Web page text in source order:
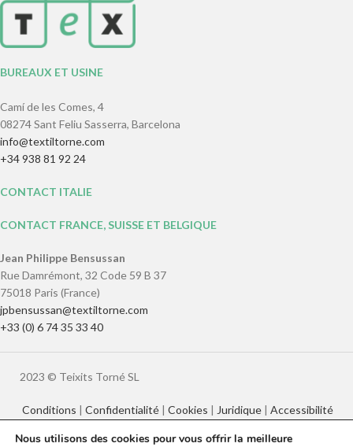
BUREAUX ET USINE
Camí de les Comes, 4
08274 Sant Feliu Sasserra, Barcelona
info@textiltorne.com
+34 938 81 92 24
CONTACT ITALIE
CONTACT FRANCE, SUISSE ET BELGIQUE
Jean Philippe Bensussan
Rue Damrémont, 32 Code 59 B 37
75018 Paris (France)
jpbensussan@textiltorne.com
+33 (0) 6 74 35 33 40
2023 © Teixits Torné SL
Conditions | Confidentialité| Cookies | Juridique| Accessibilité
Nous utilisons des cookies pour vous offrir la meilleure